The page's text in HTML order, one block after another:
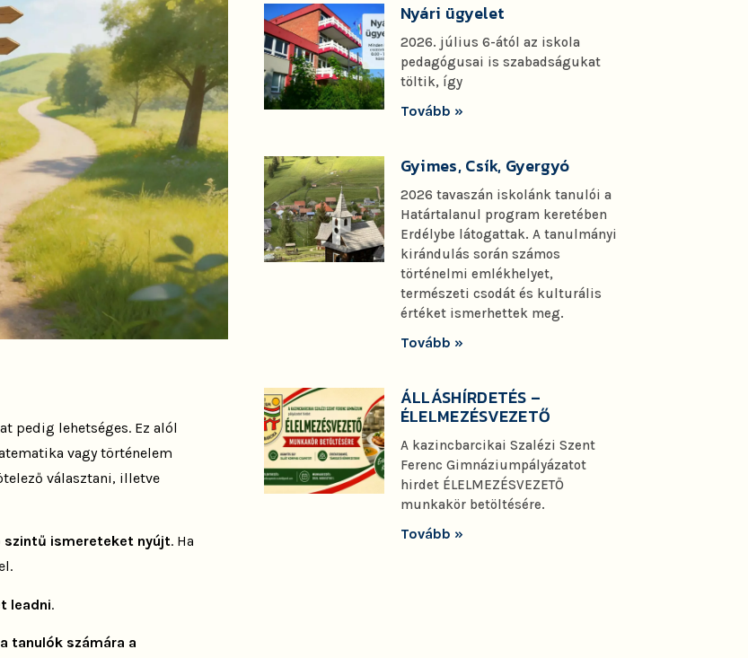
pedig lehetséges. Ez alól
vagy történelem
választani, illetve
szintű ismereteket nyújt. Ha
leadni.
tanulók számára a
Nyári ügyelet
2026. július 6-ától az iskola
pedagógusai is szabadságukat
töltik, így
Tovább »
Gyimes, Csík, Gyergyó
2026 tavaszán iskolánk tanulói a
Határtalanul program keretében
Erdélybe látogattak. A tanulmányi
kirándulás során számos
történelmi emlékhelyet,
természeti csodát és kulturális
értéket ismerhettek meg.
Tovább »
ÁLLÁSHÍRDETÉS –
ÉLELMEZÉSVEZETŐ
A kazincbarcikai Szalézi Szent
Ferenc Gimnáziumpályázatot
hirdet ÉLELMEZÉSVEZETŐ
munkakör betöltésére.
Tovább »